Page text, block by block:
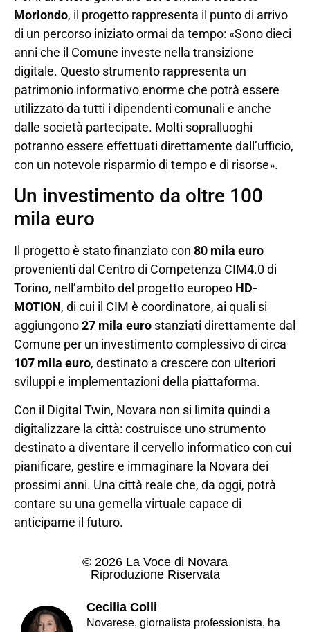
Moriondo, il progetto rappresenta il punto di arrivo
di un percorso iniziato ormai da tempo: «Sono dieci
anni che il Comune investe nella transizione
digitale. Questo strumento rappresenta un
patrimonio informativo enorme che potrà essere
utilizzato da tutti i dipendenti comunali e anche
dalle società partecipate. Molti sopralluoghi
potranno essere effettuati direttamente dall’ufficio,
con un notevole risparmio di tempo e di risorse».
Un investimento da oltre 100
mila euro
Il progetto è stato finanziato con 80 mila euro
provenienti dal Centro di Competenza CIM4.0 di
Torino, nell’ambito del progetto europeo HD-
MOTION, di cui il CIM è coordinatore, ai quali si
aggiungono27 mila euro stanziati direttamente dal
Comune per un investimento complessivo di circa
107 mila euro, destinato a crescere con ulteriori
sviluppi e implementazioni della piattaforma.
Con il Digital Twin, Novara non si limita quindi a
digitalizzare la città: costruisce uno strumento
destinato a diventare il cervello informatico con cui
pianificare, gestire e immaginare la Novara dei
prossimi anni. Una città reale che, da oggi, potrà
contare su una gemella virtuale capace di
anticiparne il futuro.
© 2026 La Voce di Novara
Riproduzione Riservata
Cecilia Colli
Novarese, giornalista professionista, ha